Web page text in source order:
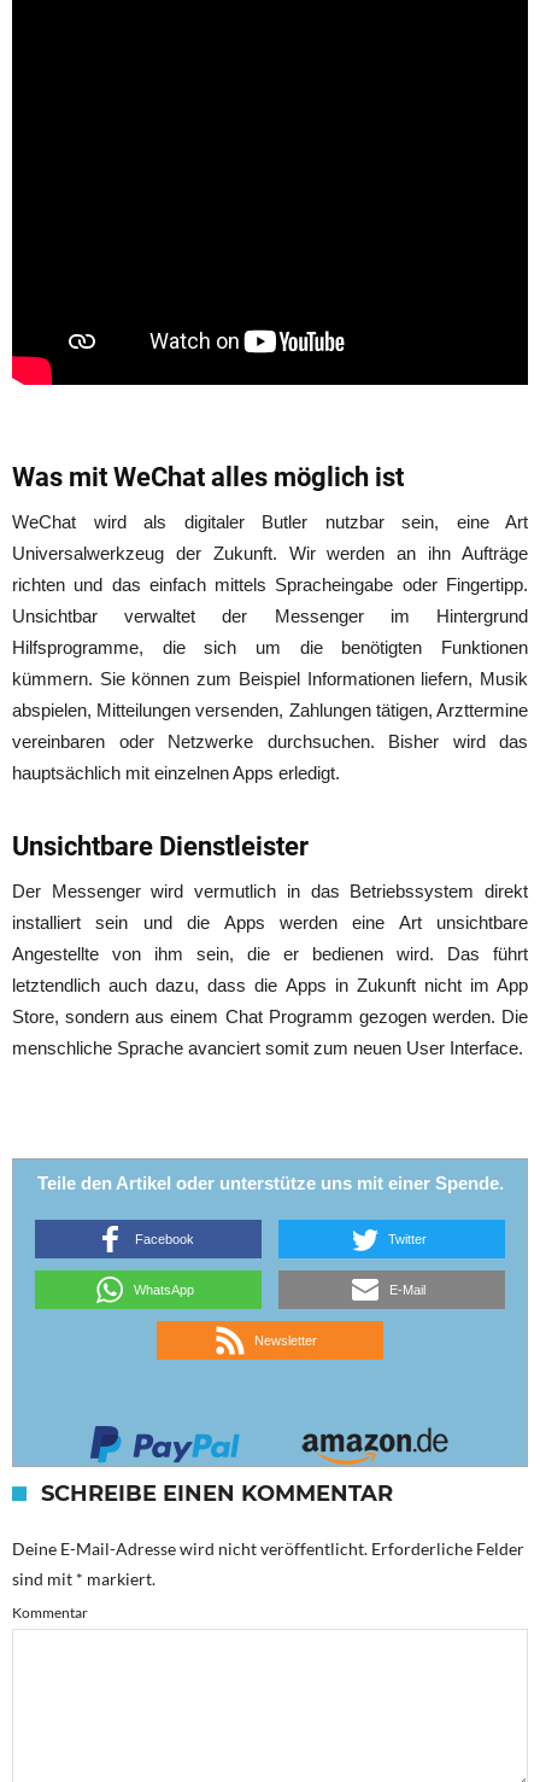
Was mit WeChat alles möglich ist
WeChat wird als digitaler Butler nutzbar sein, eine Art
Universalwerkzeug der Zukunft. Wir werden an ihn Aufträge
richten und das einfach mittels Spracheingabe oder Fingertipp.
Unsichtbar verwaltet der Messenger im Hintergrund
Hilfsprogramme, die sich um die benötigten Funktionen
kümmern. Sie können zum Beispiel Informationen liefern, Musik
abspielen, Mitteilungen versenden, Zahlungen tätigen, Arzttermine
vereinbaren oder Netzwerke durchsuchen. Bisher wird das
hauptsächlich mit einzelnen Apps erledigt.
Unsichtbare Dienstleister
Der Messenger wird vermutlich in das Betriebssystem direkt
installiert sein und die Apps werden eine Art unsichtbare
Angestellte von ihm sein, die er bedienen wird. Das führt
letztendlich auch dazu, dass die Apps in Zukunft nicht im App
Store, sondern aus einem Chat Programm gezogen werden. Die
menschliche Sprache avanciert somit zum neuen User Interface.
Teile den Artikel oder unterstütze uns mit einer Spende.
Facebook Twitter
WhatsApp E-Mail
Newsletter
SCHREIBE EINEN KOMMENTAR
Deine E-Mail-Adresse wird nicht veröffentlicht. Erforderliche Felder
sind mit * markiert.
Kommentar